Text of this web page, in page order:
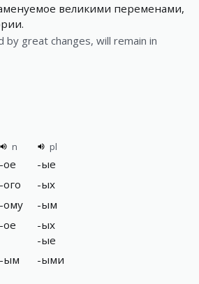
великими переменами,
by great changes, will remain in
n
pl
-ое -ые
-ого -ых
-ому -ым
-ое -ых
-ые
-ым -ыми